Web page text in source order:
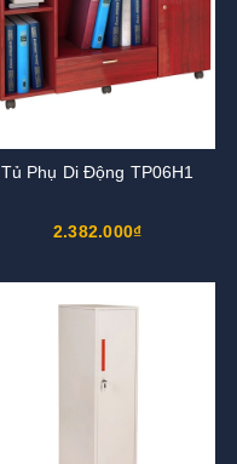
Tủ Phụ Di Động TP06H1
2.382.000₫